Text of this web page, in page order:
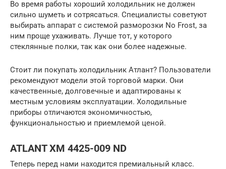
Во время работы хороший холодильник не должен
сильно шуметь и сотрясаться. Специалисты советуют
выбирать аппарат с системой разморозки No Frost, за
ним проще ухаживать. Лучше тот, у которого
стеклянные полки, так как они более надежные.
Стоит ли покупать холодильник Атлант? Пользователи
рекомендуют модели этой торговой марки. Они
качественные, долговечные и адаптированы к
местным условиям эксплуатации. Холодильные
приборы отличаются экономичностью,
функциональностью и приемлемой ценой.
ATLANT XM 4425-009 ND
Теперь перед нами находится премиальный класс.